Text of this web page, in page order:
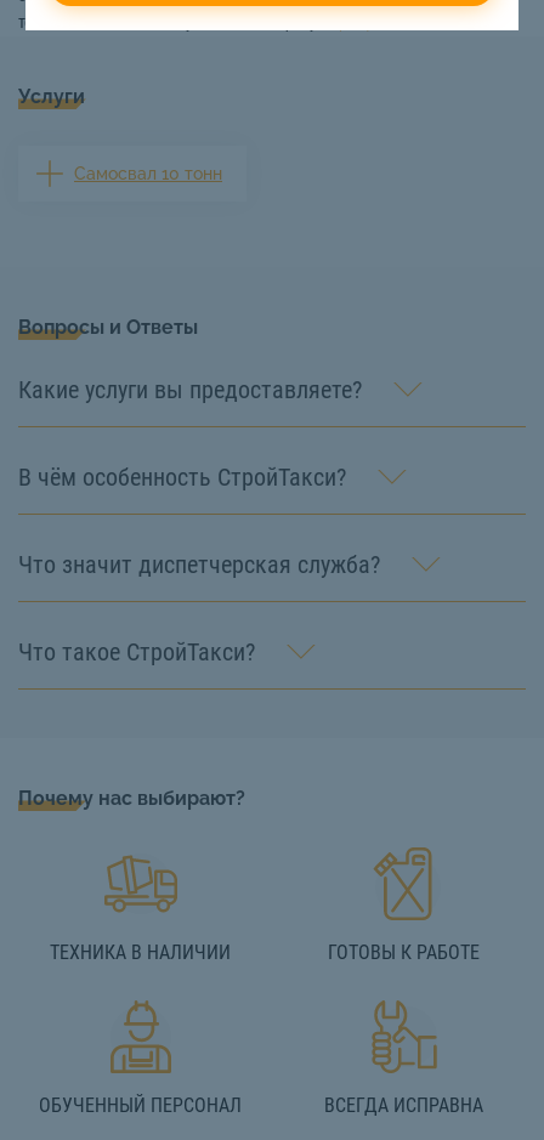
техники Вы можете получать по телефону:8 (800) 222-90-66
Услуги
Самосвал 10 тонн
Вопросы и Ответы
Какие услуги вы предоставляете?
В чём особенность СтройТакси?
Что значит диспетчерская служба?
Что такое СтройТакси?
Почему нас выбирают?
ТЕХНИКА В НАЛИЧИИ ГОТОВЫ К РАБОТЕ
ОБУЧЕННЫЙ ПЕРСОНАЛ ВСЕГДА ИСПРАВНА